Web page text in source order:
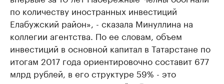
по количеству иностранных инвестиций
Елабужский район», - сказала Минуллина на
коллегии агентства. По ее словам, объем
инвестиций в основной капитал в Татарстане по
итогам 2017 года ориентировочно составит 677
млрд рублей, в его структуре 59% - это